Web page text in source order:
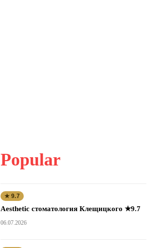
Popular
★ 9.7
Aesthetic стоматология Клещицкого ★9.7
06.07.2026